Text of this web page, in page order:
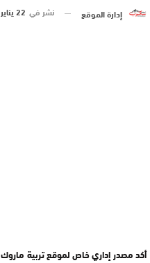
إدارة الموقع نشر في 22 يناير 2016 الساعة 7 و 48 دقيقة
أكد مصدر إداري خاص لموقع تربية ماروك